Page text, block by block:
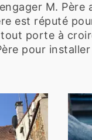
M.
est réputé
porte à
pour